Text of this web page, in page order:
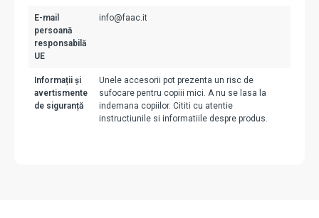
E-mail
persoană
responsabilă
UE
info@faac.it
Informații și
avertismente
de siguranță
Unele accesorii pot prezenta un risc de
sufocare pentru copiii mici. A nu se lasa la
indemana copiilor. Cititi cu atentie
instructiunile si informatiile despre produs.